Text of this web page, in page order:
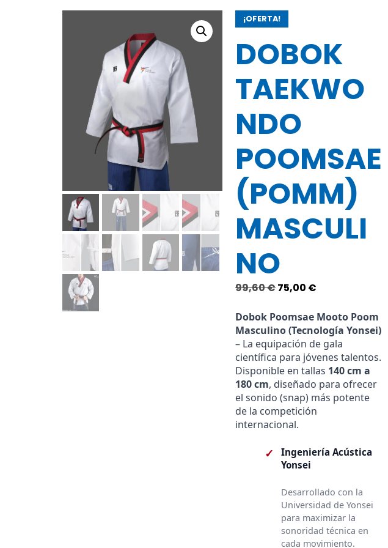
¡OFERTA!
DOBOK
TAEKWO
NDO
POOMSAE
(POMM)
MASCULI
NO
99,60€El
original
era:
99,60 €.
75,00 €El
actual
es:
75,00 €.
Dobok Poomsae Mooto Poom
Masculino (Tecnología Yonsei)
– La equipación de gala
científica para jóvenes talentos.
Disponible en tallas 140 cm a
180 cm, diseñado para ofrecer
el sonido (snap) más potente
de la competición
internacional.
✓
Ingeniería Acústica
Yonsei
Desarrollado con la
Universidad de Yonsei
para maximizar la
sonoridad técnica en
cada movimiento.